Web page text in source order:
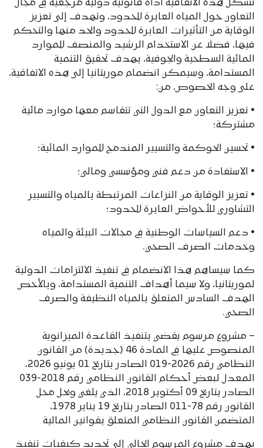
تشكل هذه الاتفاقية أداة قانونية دولية مرجعية في مجال
التعاون حول المياه العابرة للحدود، وتهدف إلى تعزيز
الوقاية من التأثيرات العابرة للحدود والحد منها والتحكم
فيها، فضلا عن الاستخدام الرشيد والمنصف للموارد
المائية السطحية والجوفية، بهدف تحقيق التنمية
المستدامة، وسيمكن انضمام موريتانيا إلى هذه الاتفاقية،
على وجه الخصوص، من:
• تعزيز التعاون مع الدول التي تتقاسم معها موارد مائية
مشتركة؛
• تحسين الحوكمة والتسيير المندمج للموارد المائية؛
• الاستفادة من دعم فني ومؤسسي ومالي؛
• تعزيز الوقاية من النزاعات المرتبطة بالمياه والتسيير
التشاوري للأحواض العابرة للحدود؛
• دعم السياسات الوطنية في مجالات البيئة والمياه
وخدمات الصرف الصحي.
كما سيساهم هذا الانضمام في تنفيذ الالتزامات الدولية
لموريتانيا، ولا سيما أهداف التنمية المستدامة، وبالأخص
الهدف السادس المتعلق بالمياه النظيفة والصرف
الصحي.
– مشروع مرسوم يقضي بتنفيذ القاعدة الميزانوية
المنصوص عليها في المادة 46 (جديدة) من القانون
النظامي رقم 2026-019 الصادر بتاريخ 01 يونيو 2026،
المعدل لبعض أحكام القانون النظامي رقم 2018-039
الصادر بتاريخ 09 أكتوبر 2018، الذي يلغي ويحل محل
القانون رقم 78-011 الصادر بتاريخ 19 يناير 1978،
المتضمن القانون النظامي المتعلق بقوانين المالية
يهدف مشروع المرسوم الحالي إلى تحديد كيفيات تنفيذ